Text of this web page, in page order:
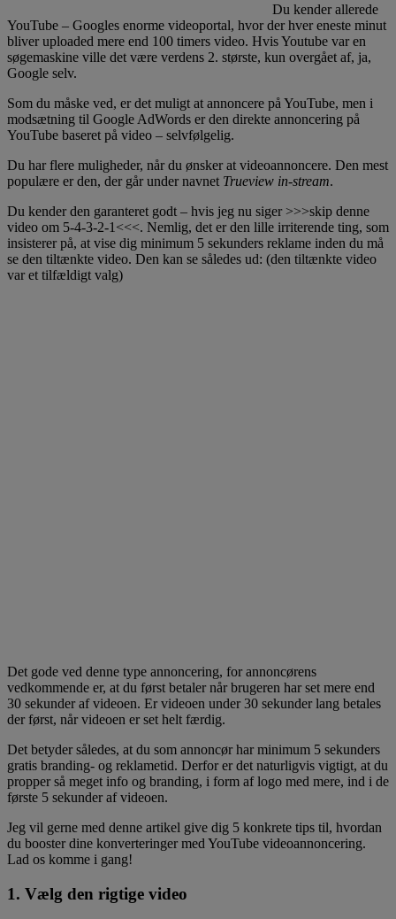
Du kender allerede
YouTube – Googles enorme videoportal, hvor der hver eneste minut
bliver uploaded mere end 100 timers video. Hvis Youtube var en
søgemaskine ville det være verdens 2. største, kun overgået af, ja,
Google selv.
Som du måske ved, er det muligt at annoncere på YouTube, men i
modsætning til Google AdWords er den direkte annoncering på
YouTube baseret på video – selvfølgelig.
Du har flere muligheder, når du ønsker at videoannoncere. Den mest
populære er den, der går under navnet Trueview in-stream.
Du kender den garanteret godt – hvis jeg nu siger >>>skip denne
video om 5-4-3-2-1<<<. Nemlig, det er den lille irriterende ting, som
insisterer på, at vise dig minimum 5 sekunders reklame inden du må
se den tiltænkte video. Den kan se således ud: (den tiltænkte video
var et tilfældigt valg)
Det gode ved denne type annoncering, for annoncørens
vedkommende er, at du først betaler når brugeren har set mere end
30 sekunder af videoen. Er videoen under 30 sekunder lang betales
der først, når videoen er set helt færdig.
Det betyder således, at du som annoncør har minimum 5 sekunders
gratis branding- og reklametid. Derfor er det naturligvis vigtigt, at du
propper så meget info og branding, i form af logo med mere, ind i de
første 5 sekunder af videoen.
Jeg vil gerne med denne artikel give dig 5 konkrete tips til, hvordan
du booster dine konverteringer med YouTube videoannoncering.
Lad os komme i gang!
1. Vælg den rigtige video